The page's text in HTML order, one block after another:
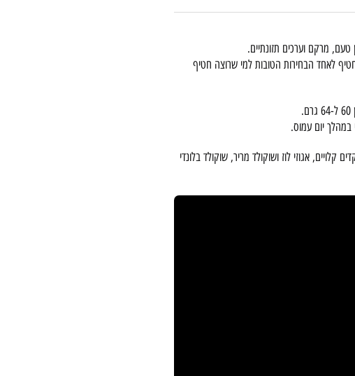
לאחד הבחירות הטובות למי שרוצה חטיף
במהלך יום עמוס.
קלויים, אגוזי לוז ושוקולד מריר, שוקולד בלונדי